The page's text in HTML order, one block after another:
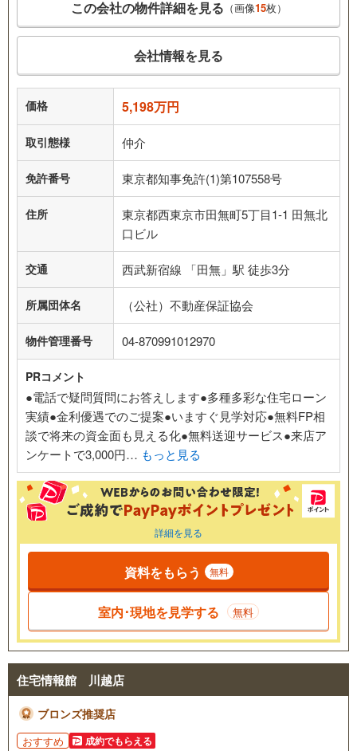
この会社の物件詳細を見る （画像15枚）
会社情報を見る
価格 5,198万円
取引態様 仲介
免許番号 東京都知事免許(1)第107558号
住所
東京都西東京市田無町5丁目1-1 田無北
口ビル
交通 西武新宿線 「田無」駅 徒歩3分
所属団体名 （公社）不動産保証協会
物件管理番号 04-870991012970
PRコメント
●電話で疑問質問にお答えします●多種多彩な住宅ローン
実績●金利優遇でのご提案●いますぐ見学対応●無料FP相
談で将来の資金面も見える化●無料送迎サービス●来店ア
ンケートで3,000円… もっと見る
詳細を見る
資料をもらう 無料
室内･現地を見学する 無料
住宅情報館 川越店
ブロンズ推奨店
おすすめ 成約でもらえる